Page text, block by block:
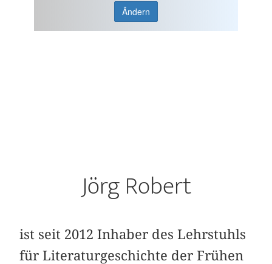
Ändern
Jörg Robert
ist seit 2012 Inhaber des Lehrstuhls
für Literaturgeschichte der Frühen